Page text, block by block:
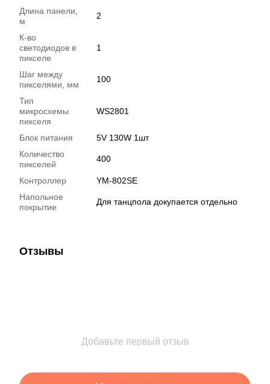
Длина панели,
м
2
К-во
светодиодов в
пикселе
1
Шаг между
пикселями, мм
100
Тип
микросхемы
пикселя
WS2801
Блок питания
5V 130W 1шт
Количество
пикселей
400
Контроллер
YM-802SE
Напольное
покрытие
Для танцпола докупается отдельно
Отзывы
Добавьте первый отзыв